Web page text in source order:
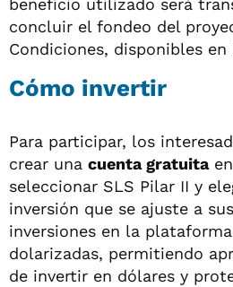
beneficio utilizado será
concluir el fondeo del
Condiciones, disponibles en
Cómo invertir
Para participar, los
crear una cuenta gratuitaen
seleccionar SLS Pilar II y
inversión que se ajuste a
inversiones en la
dolarizadas, permitiendo
de invertir en dólares y